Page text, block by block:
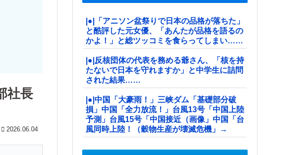
社長
2026.06.04
|●|「アニソン盆祭りで日本の品格が落ちた」
と酷評した元女優、「あんたが品格を語るの
かよ！」と総ツッコミを食らってしまい……
|●|反核団体の代表を務める爺さん、「核を持
たないで日本を守れますか」と中学生に詰問
された結果……
|●|中国「大豪雨！」三峡ダム「基礎部分破
損」中国「全力放流！」台風13号「中国上陸
予測」台風15号「中国接近（画像」中国「台
風同時上陸！（穀物生産が壊滅危機」→